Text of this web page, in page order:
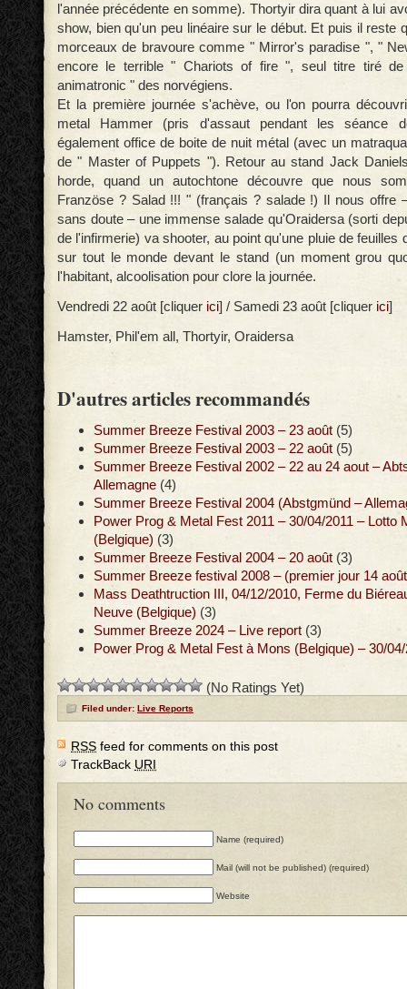
l'année précédente en somme). Thortyir dira quant à lui
show, bien qu'un peu linéaire sur le début. Et puis il reste
morceaux de bravoure comme " Mirror's paradise ", "
encore le terrible " Chariots of fire ", seul titre tiré
animatronic " des norvégiens.
Et la première journée s'achève, ou l'on pourra
metal Hammer (pris d'assaut pendant les séance
également office de boite de nuit métal (avec un
de " Master of Puppets "). Retour au stand Jack
horde, quand un autochtone découvre que nous
Französe ? Salad !!! " (français ? salade !) Il nous offre
sans doute – une immense salade qu'Oraidersa (sorti
de l'infirmerie) va shooter, au point qu'une pluie de feuilles
sur tout le monde devant le stand (un moment grou
l'habitant, alcoolisation pour clore la journée.
Vendredi 22 août [cliquer ici] / Samedi 23 août [cliquer ici]
Hamster, Phil'em all, Thortyir, Oraidersa
D'autres articles recommandés
Summer Breeze Festival 2003 – 23 août (5)
Summer Breeze Festival 2003 – 22 août (5)
Summer Breeze Festival 2002 – 22 au 24 aout –
Allemagne (4)
Summer Breeze Festival 2004 (Abstgmünd –
Power Prog & Metal Fest 2011 – 30/04/2011 – Lotto
(Belgique) (3)
Summer Breeze Festival 2004 – 20 août (3)
Summer Breeze festival 2008 – (premier jour 14
Mass Deathtruction III, 04/12/2010, Ferme du
Neuve (Belgique) (3)
Summer Breeze 2024 – Live report (3)
Power Prog & Metal Fest à Mons (Belgique) – 30/04/
(No Ratings Yet)
Filed under: Live Reports
RSS feed for comments on this post
TrackBack URI
No comments
Name (required)
Mail (will not be published) (required)
Website